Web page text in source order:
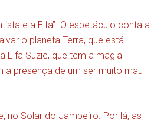
e a Elfa”. O espetáculo conta a
o planeta Terra, que está
Elfa Suzie, que tem a magia
a presença de um ser muito mau
no Solar do Jambeiro. Por lá, as